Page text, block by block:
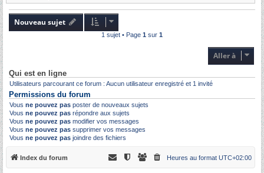
Nouveau sujet
1 sujet • Page 1 sur 1
Aller à
Qui est en ligne
Utilisateurs parcourant ce forum : Aucun utilisateur enregistré et 1 invité
Permissions du forum
Vous ne pouvez pas poster de nouveaux sujets
Vous ne pouvez pas répondre aux sujets
Vous ne pouvez pas modifier vos messages
Vous ne pouvez pas supprimer vos messages
Vous ne pouvez pas joindre des fichiers
Index du forum Heures au format UTC+02:00